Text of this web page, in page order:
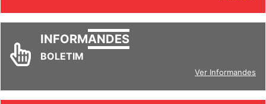
INFORMANDES
BOLETIM
Ver Informandes